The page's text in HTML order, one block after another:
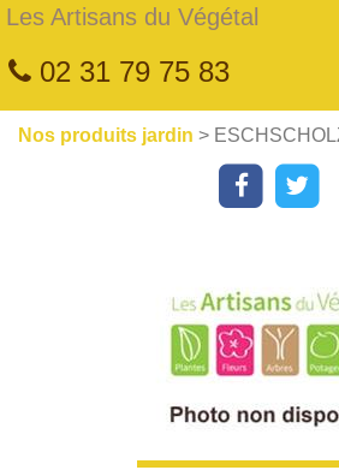
Les Artisans du Végétal
02 31 79 75 83
Nos produits jardin >